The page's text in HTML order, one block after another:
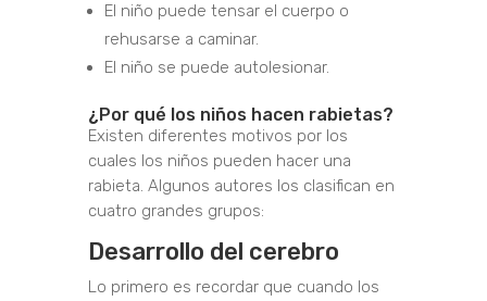
El niño puede tensar el cuerpo o
rehusarse a caminar.
El niño se puede autolesionar.
¿Por qué los niños hacen rabietas?
Existen diferentes motivos por los
cuales los niños pueden hacer una
rabieta. Algunos autores los clasifican en
cuatro grandes grupos:
Desarrollo del cerebro
Lo primero es recordar que cuando los